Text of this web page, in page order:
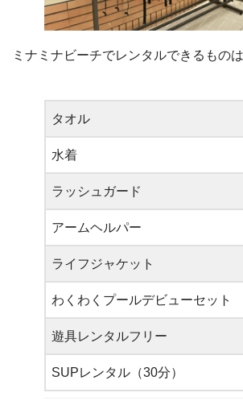
ミナミナビーチでレンタルできるもの
タオル
水着
ラッシュガード
アームヘルパー
ライフジャケット
わくわくプールデビューセット
遊具レンタルフリー
SUPレンタル（30分）